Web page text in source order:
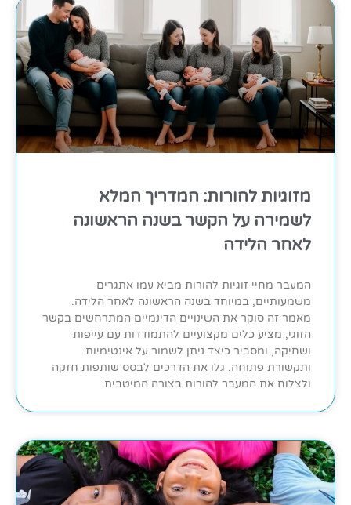
מזוגיות להורות: המדריך המלא
לשמירה על הקשר בשנה הראשונה
לאחר הלידה
המעבר מחיי זוגיות להורות מביא עמו אתגרים
משמעותיים, במיוחד בשנה הראשונה לאחר הלידה.
מאמר זה סוקר את השינויים הדינמיים המתרחשים בקשר
הזוגי, מציע כלים מקצועיים להתמודדות עם עייפות
ושחיקה, ומסביר כיצד ניתן לשמור על אינטימיות
ותקשורת פתוחה. גלו את הדרכים לבסס שותפות חזקה
ולצלוח את המעבר להורות בצורה המיטבית.